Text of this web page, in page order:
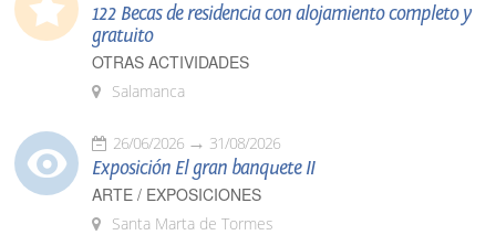
122 Becas de residencia con alojamiento completo y
gratuito
OTRAS ACTIVIDADES
Salamanca
26/06/2026 31/08/2026
Exposición El gran banquete II
ARTE / EXPOSICIONES
Santa Marta de Tormes